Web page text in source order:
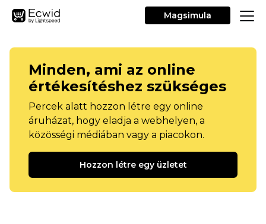
Magsimula
Minden, ami az online
értékesítéshez szükséges
Percek alatt hozzon létre egy online
áruházat, hogy eladja a webhelyen, a
közösségi médiában vagy a piacokon.
Hozzon létre egy üzletet